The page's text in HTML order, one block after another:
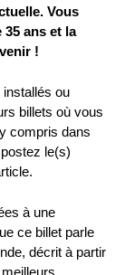
Vous
ans et la
!
ou
billets où vous
compris dans
le(s)
à une
ce billet parle
décrit à partir